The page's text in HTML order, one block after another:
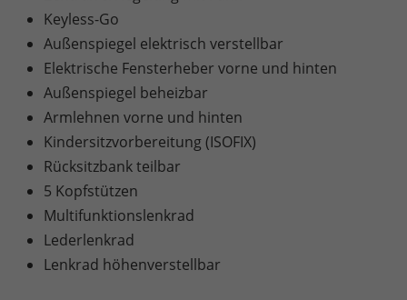
Keyless-Go
Außenspiegel elektrisch verstellbar
Elektrische Fensterheber vorne und hinten
Außenspiegel beheizbar
Armlehnen vorne und hinten
Kindersitzvorbereitung (ISOFIX)
Rücksitzbank teilbar
5 Kopfstützen
Multifunktionslenkrad
Lederlenkrad
Lenkrad höhenverstellbar